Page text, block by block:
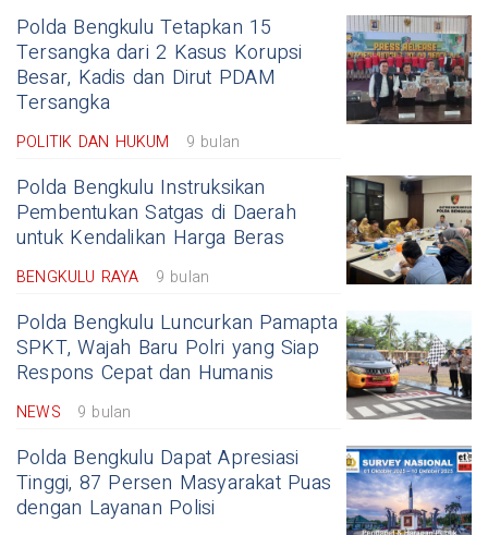
Polda Bengkulu Tetapkan 15
Tersangka dari 2 Kasus Korupsi
Besar, Kadis dan Dirut PDAM
Tersangka
POLITIK DAN HUKUM 9 bulan
Polda Bengkulu Instruksikan
Pembentukan Satgas di Daerah
untuk Kendalikan Harga Beras
BENGKULU RAYA 9 bulan
Polda Bengkulu Luncurkan Pamapta
SPKT, Wajah Baru Polri yang Siap
Respons Cepat dan Humanis
NEWS 9 bulan
Polda Bengkulu Dapat Apresiasi
Tinggi, 87 Persen Masyarakat Puas
dengan Layanan Polisi